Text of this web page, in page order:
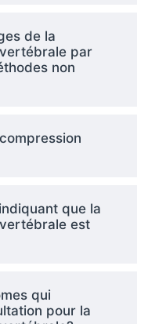
de la
par
non
que la
est
qui
pour la